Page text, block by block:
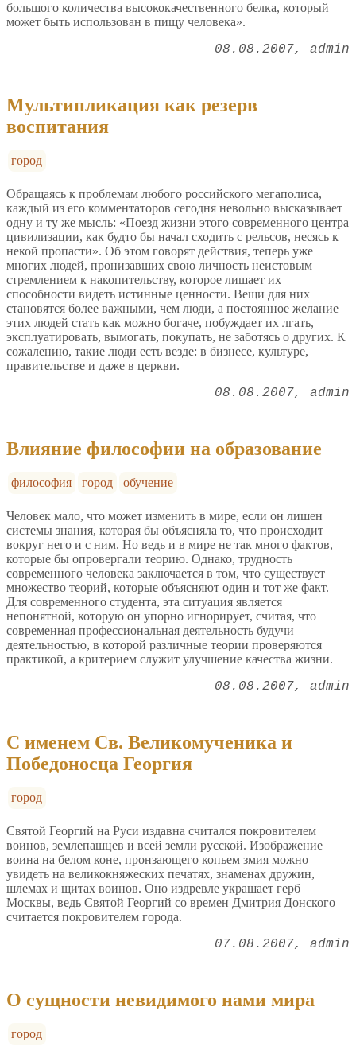
большого количества высококачественного белка, который
может быть использован в пищу человека».
08.08.2007 admin
Мультипликация как резерв
воспитания
город
Обращаясь к проблемам любого российского мегаполиса,
каждый из его комментаторов сегодня невольно высказывает
одну и ту же мысль: «Поезд жизни этого современного центра
цивилизации, как будто бы начал сходить с рельсов, несясь к
некой пропасти». Об этом говорят действия, теперь уже
многих людей, пронизавших свою личность неистовым
стремлением к накопительству, которое лишает их
способности видеть истинные ценности. Вещи для них
становятся более важными, чем люди, а постоянное желание
этих людей стать как можно богаче, побуждает их лгать,
эксплуатировать, вымогать, покупать, не заботясь о других. К
сожалению, такие люди есть везде: в бизнесе, культуре,
правительстве и даже в церкви.
08.08.2007 admin
Влияние философии на образование
философия город обучение
Человек мало, что может изменить в мире, если он лишен
системы знания, которая бы объясняла то, что происходит
вокруг него и с ним. Но ведь и в мире не так много фактов,
которые бы опровергали теорию. Однако, трудность
современного человека заключается в том, что существует
множество теорий, которые объясняют один и тот же факт.
Для современного студента, эта ситуация является
непонятной, которую он упорно игнорирует, считая, что
современная профессиональная деятельность будучи
деятельностью, в которой различные теории проверяются
практикой, а критерием служит улучшение качества жизни.
08.08.2007 admin
С именем Св. Великомученика и
Победоносца Георгия
город
Святой Георгий на Руси издавна считался покровителем
воинов, землепашцев и всей земли русской. Изображение
воина на белом коне, пронзающего копьем змия можно
увидеть на великокняжеских печатях, знаменах дружин,
шлемах и щитах воинов. Оно издревле украшает герб
Москвы, ведь Святой Георгий со времен Дмитрия Донского
считается покровителем города.
07.08.2007 admin
О сущности невидимого нами мира
город